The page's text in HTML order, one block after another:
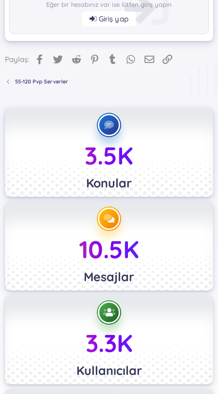
Eğer bir hesabınız var ise lütfen giriş yapın
Giriş yap
Paylaş: Facebook
Twitter Reddit PinterestTumblr WhatsApp
E-posta
55-120 Pvp Serverler
3.5K
Konular
10.5K
Mesajlar
3.3K
Kullanıcılar